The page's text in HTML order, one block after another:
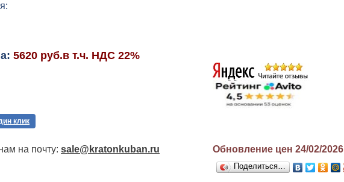
5620 руб.в т.ч. НДС 22%
клик
на почту: sale@kratonkuban.ru Обновление цен 24/02/2026
Поделиться…